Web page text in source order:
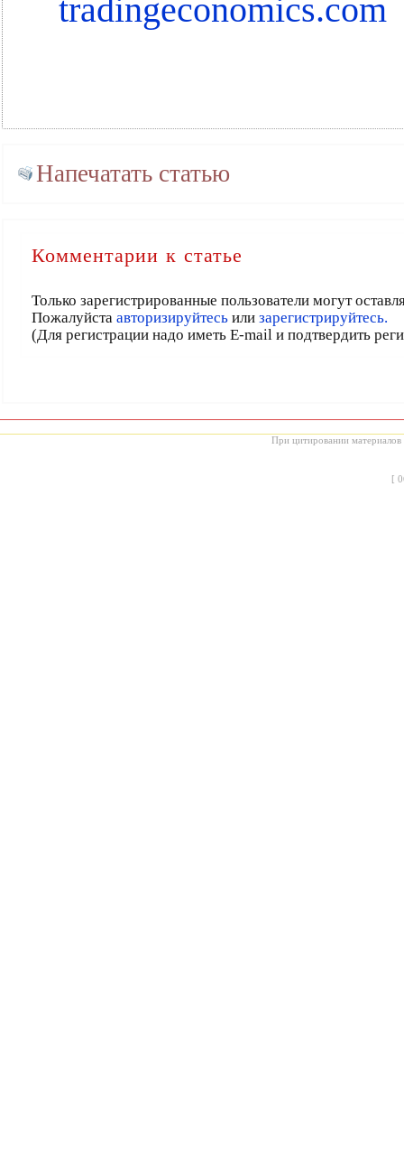
tradingeconomics.com
Напечатать статью
Комментарии к статье
Только зарегистрированные пользователи могут
Пожалуйста авторизируйтесьили зарегистрируйтесь.
(Для регистрации надо иметь E-mail и подтвердить
При цитировании материалов
[